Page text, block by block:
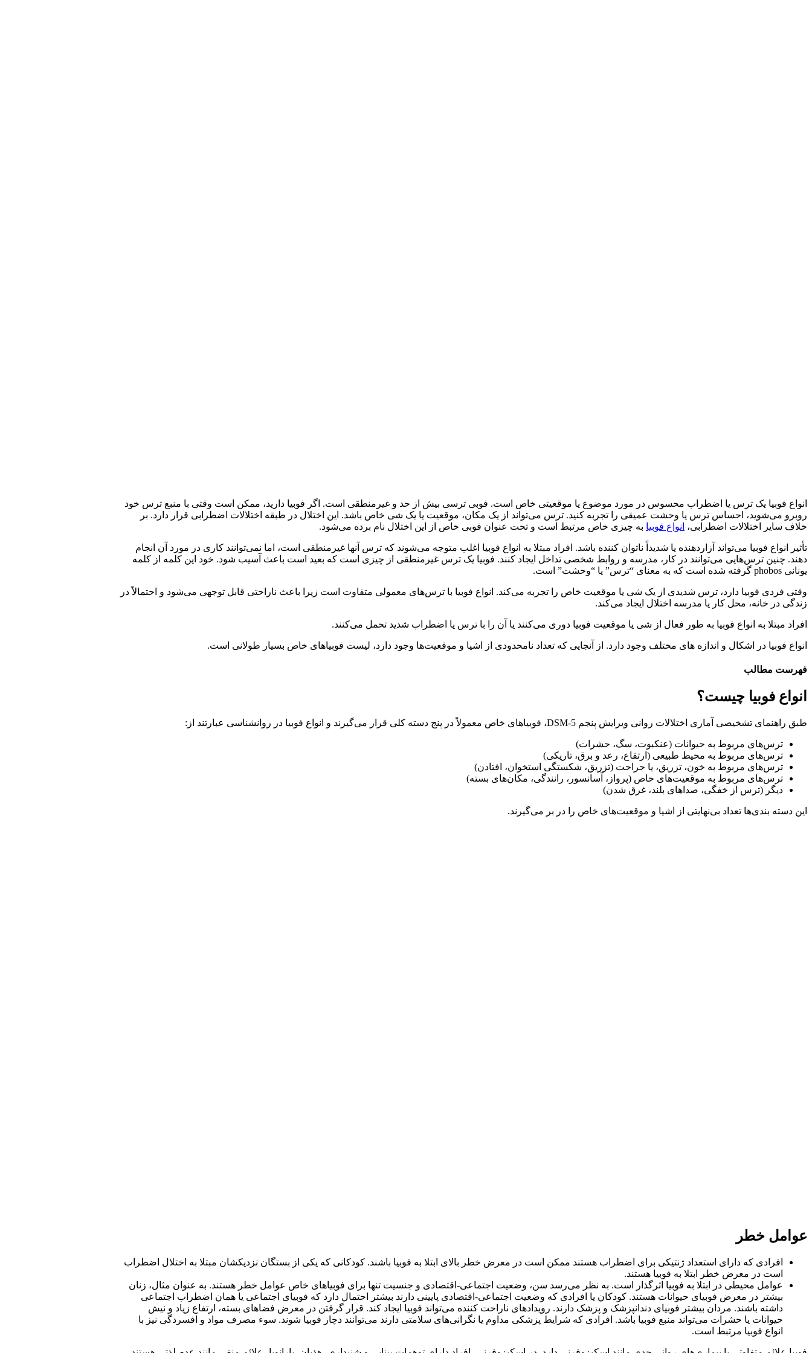
انواع فوبیا یک ترس یا اضطراب محسوس در مورد موضوع یا موقعیتی خاص است. فوبی ترسی بیش از حد و غیرمنطقی است. اگر فوبیا دارید، ممکن است وقتی با منبع ترس خود
روبرو می‌شوید، احساس ترس یا وحشت عمیقی را تجربه کنید. ترس می‌تواند از یک مکان، موقعیت یا یک شی خاص باشد. این اختلال در طبقه اختلالات اضطرابی قرار دارد. بر
خلاف سایر اختلالات اضطرابی، انواع فوبیا به چیزی خاص مرتبط است و تحت عنوان فوبی خاص از این اختلال نام برده می‌شود.
تأثیر انواع فوبیا می‌تواند آزاردهنده یا شدیداً ناتوان کننده باشد. افراد مبتلا به انواع فوبیا اغلب متوجه می‌شوند که ترس آنها غیرمنطقی است، اما نمی‌توانند کاری در مورد آن انجام
دهند. چنین ترس‌هایی می‌توانند در کار، مدرسه و روابط شخصی تداخل ایجاد کنند. فوبیا یک ترس غیرمنطقی از چیزی است که بعید است باعث آسیب شود. خود این کلمه از کلمه
یونانی phobos گرفته شده است که به معنای “ترس” یا “وحشت” است.
وقتی فردی فوبیا دارد، ترس شدیدی از یک شی یا موقعیت خاص را تجربه می‌کند. انواع فوبیا با ترس‌های معمولی متفاوت است زیرا باعث ناراحتی قابل توجهی می‌شود و احتمالاً در
زندگی در خانه، محل کار یا مدرسه اختلال ایجاد می‌کند.
افراد مبتلا به انواع فوبیا به طور فعال از شی یا موقعیت فوبیا دوری می‌کنند یا آن را با ترس یا اضطراب شدید تحمل می‌کنند.
انواع فوبیا در اشکال و اندازه های مختلف وجود دارد. از آنجایی که تعداد نامحدودی از اشیا و موقعیت‌ها وجود دارد، لیست فوبیاهای خاص بسیار طولانی است.
فهرست مطالب
انواع فوبیا چیست؟
طبق راهنمای تشخیصی آماری اختلالات روانی ویرایش پنجم DSM-5، فوبیاهای خاص معمولاً در پنج دسته کلی قرار می‌گیرند و انواع فوبیا در روانشناسی عبارتند از:
ترس‌های مربوط به حیوانات (عنکبوت، سگ، حشرات)
ترس‌های مربوط به محیط طبیعی (ارتفاع، رعد و برق، تاریکی)
ترس‌های مربوط به خون، تزریق، یا جراحت (تزریق، شکستگی استخوان، افتادن)
ترس‌های مربوط به موقعیت‌های خاص (پرواز، آسانسور، رانندگی، مکان‌های بسته)
دیگر (ترس از خفگی، صداهای بلند، غرق شدن)
این دسته بندی‌ها تعداد بی‌نهایتی از اشیا و موقعیت‌های خاص را در بر می‌گیرند.
عوامل خطر
افرادی که دارای استعداد ژنتیکی برای اضطراب هستند ممکن است در معرض خطر بالای ابتلا به فوبیا باشند. کودکانی که یکی از بستگان نزدیکشان مبتلا به اختلال اضطراب
است در معرض خطر ابتلا به فوبیا هستند.
عوامل محیطی در ابتلا به فوبیا اثرگذار است. به نظر می‌رسد سن، وضعیت اجتماعی-اقتصادی و جنسیت تنها برای فوبیاهای خاص عوامل خطر هستند. به عنوان مثال، زنان
بیشتر در معرض فوبیای حیوانات هستند. کودکان یا افرادی که وضعیت اجتماعی-اقتصادی پایینی دارند بیشتر احتمال دارد که فوبیای اجتماعی یا همان اضطراب اجتماعی
داشته باشند. مردان بیشتر فوبیای دندانپزشک و پزشک دارند. رویدادهای ناراحت کننده می‌تواند فوبیا ایجاد کند. قرار گرفتن در معرض فضاهای بسته، ارتفاع زیاد و نیش
حیوانات یا حشرات می‌تواند منبع فوبیا باشد. افرادی که شرایط پزشکی مداوم یا نگرانی‌های سلامتی دارند می‌توانند دچار فوبیا شوند. سوء مصرف مواد و افسردگی نیز با
انواع فوبیا مرتبط است.